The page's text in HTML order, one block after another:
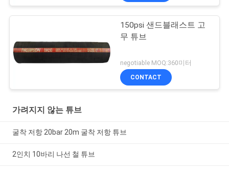
150psi 샌드블래스트 고
무 튜브
negotiable MOQ:360미터
CONTACT
가려지지 않는 튜브
굴착 저항 20bar 20m 굴착 저항 튜브
2인치 10바리 나선 철 튜브